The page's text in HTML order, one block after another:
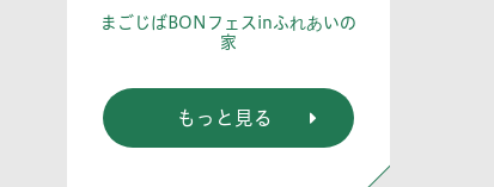
まごじばBONフェスinふれあいの
家
もっと見る